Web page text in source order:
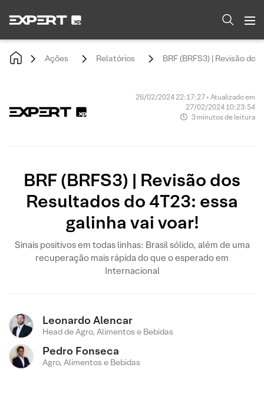
Ações Relatórios BRF (BRFS3) | Revisão
26/02/2024 22:17:27 • Atualizado em
27/02/2024 10:23:54
3 minutos de leitura
BRF (BRFS3) | Revisão dos
Resultados do 4T23: essa
galinha vai voar!
Sinais positivos em todas linhas: Brasil sólido, além de uma
recuperação mais rápida do que o esperado em
Internacional
Leonardo Alencar
Head de Agro, Alimentos e Bebidas
Pedro Fonseca
Agro, Alimentos e Bebidas